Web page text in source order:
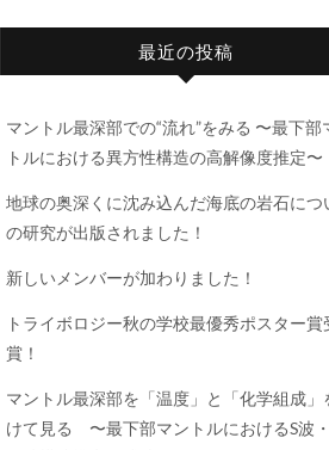
最近の投稿
マントル最深部での“流れ”をみる 〜最下部
トルにおける異方性構造の高解像度推定〜
地球の奥深くに沈み込んだ海底の岩石につ
の研究が出版されました！
新しいメンバーが加わりました！
トライボロジー秋の学校最優秀ポスター賞
賞！
マントル最深部を「温度」と「化学組成」
けて見る 〜最下部マントルにおけるS波